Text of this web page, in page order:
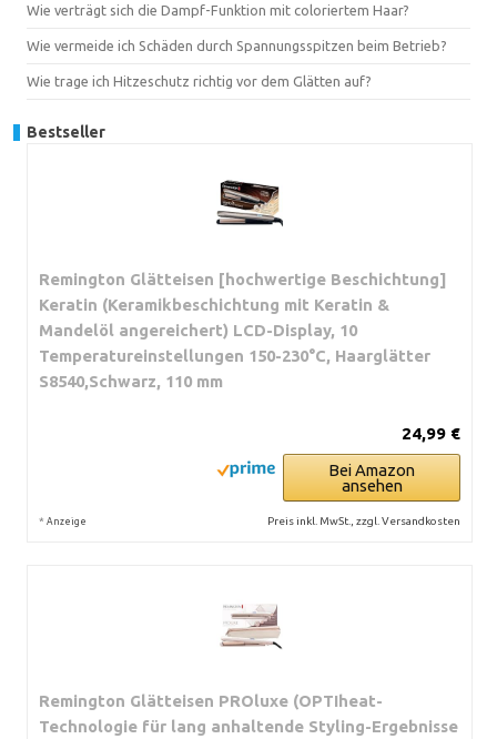
Wie verträgt sich die Dampf-Funktion mit coloriertem Haar?
Wie vermeide ich Schäden durch Spannungsspitzen beim Betrieb?
Wie trage ich Hitzeschutz richtig vor dem Glätten auf?
Bestseller
Remington Glätteisen [hochwertige Beschichtung]
Keratin (Keramikbeschichtung mit Keratin &
Mandelöl angereichert) LCD-Display, 10
Temperatureinstellungen 150-230°C, Haarglätter
S8540,Schwarz, 110 mm
24,99 €
Bei Amazon
ansehen
* Anzeige Preis inkl. MwSt., zzgl. Versandkosten
Remington Glätteisen PROluxe (OPTIheat-
Technologie für lang anhaltende Styling-Ergebnisse